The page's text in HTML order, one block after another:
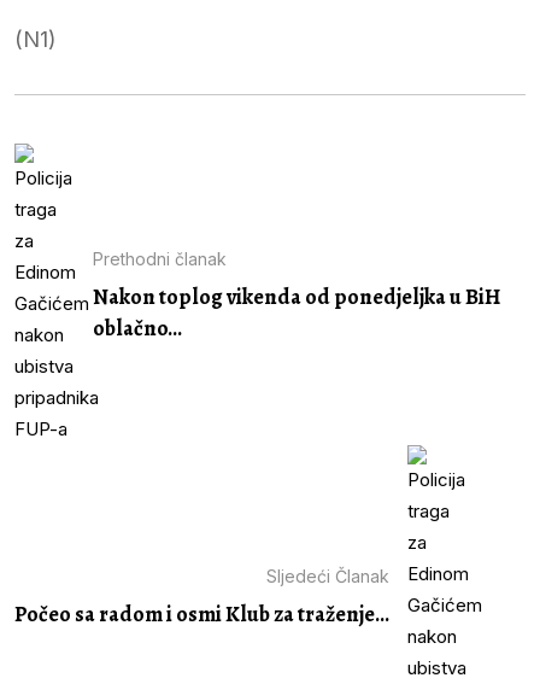
(N1)
Prethodni članak
Nakon toplog vikenda od ponedjeljka u BiH
oblačno...
Sljedeći Članak
Počeo sa radom i osmi Klub za traženje...